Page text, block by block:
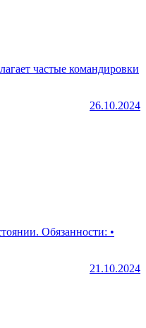
частые командировки
26.10.2024
•
21.10.2024